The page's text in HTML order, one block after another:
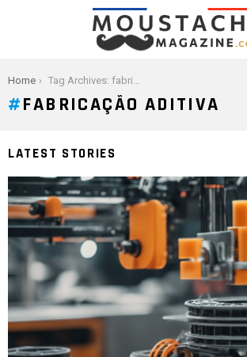
You are here:
Home Tag Archives: fabricação aditiva
FABRICAÇÃO ADITIVA
LATEST STORIES